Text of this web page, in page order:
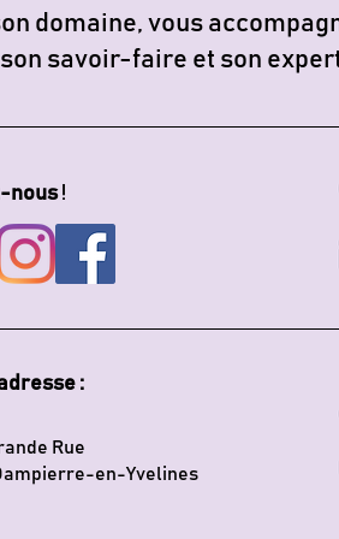
domaine, vous
savoir-faire et son
nous!
:
Rue
en-Yvelines